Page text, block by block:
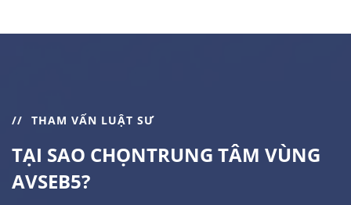
THAM VẤN LUẬT SƯ
TẠI SAO CHỌNTRUNG TÂM VÙNG
AVSEB5?